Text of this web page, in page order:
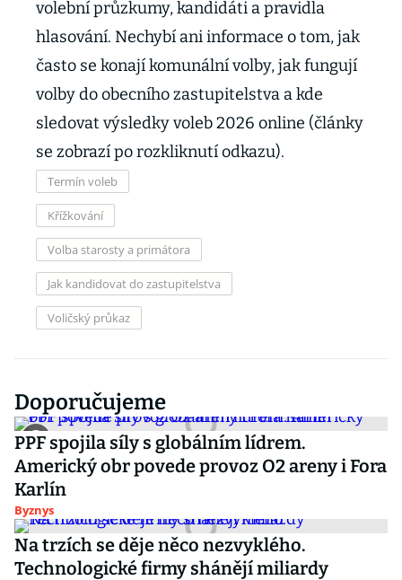
volební průzkumy, kandidáti a pravidla
hlasování. Nechybí ani informace o tom, jak
často se konají komunální volby, jak fungují
volby do obecního zastupitelstva a kde
sledovat výsledky voleb 2026 online (články
se zobrazí po rozkliknutí odkazu).
Termín voleb
Křížkování
Volba starosty a primátora
Jak kandidovat do zastupitelstva
Voličský průkaz
Doporučujeme
PPF spojila síly s globálním lídrem.
Americký obr povede provoz O2 areny i Fora
Karlín
Byznys
Na trzích se děje něco nezvyklého.
Technologické firmy shánějí miliardy